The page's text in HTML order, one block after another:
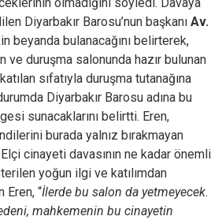
olmadığını söyledi. Davaya
Diyarbakır Barosu’nun başkanı Av.
beyanda bulanacağını belirterek,
ve duruşma salonunda hazır bulunan
sıfatıyla duruşma tutanağına
Diyarbakır Barosu adına bu
sunacaklarını belirtti. Eren,
burada yalnız bırakmayan
cinayeti davasının ne kadar önemli
yoğun ilgi ve katılımdan
Eren, “İlerde bu salon da yetmeyecek.
mahkemenin bu cinayetin